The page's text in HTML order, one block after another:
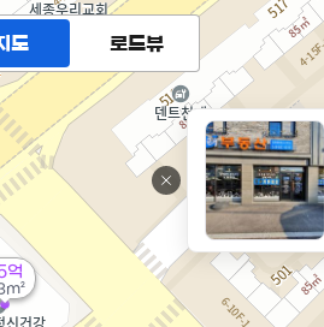
억
도 로드뷰